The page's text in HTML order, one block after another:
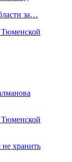
за…
Тюменской
Тюменской
хранить